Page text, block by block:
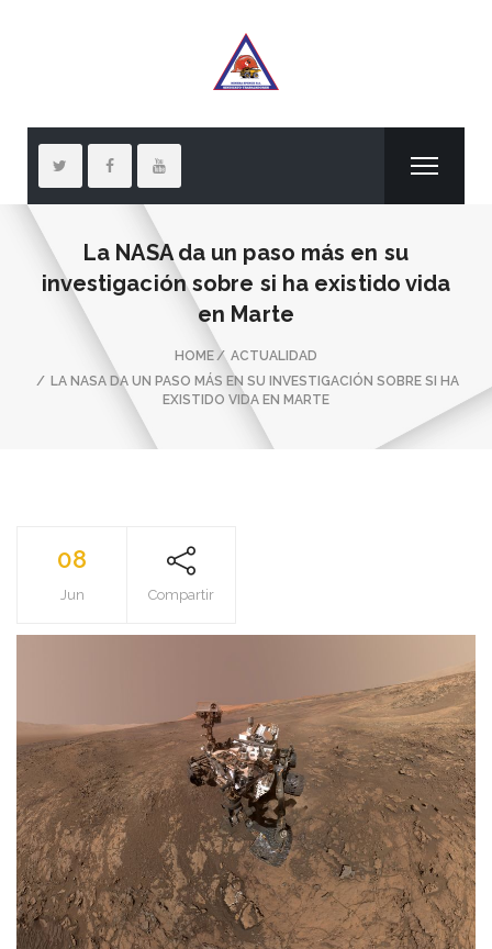
La NASA da un paso más en su
investigación sobre si ha existido vida
en Marte
HOME
ACTUALIDAD
LA NASA DA UN PASO MÁS EN SU INVESTIGACIÓN SOBRE SI HA
EXISTIDO VIDA EN MARTE
08
Jun Compartir